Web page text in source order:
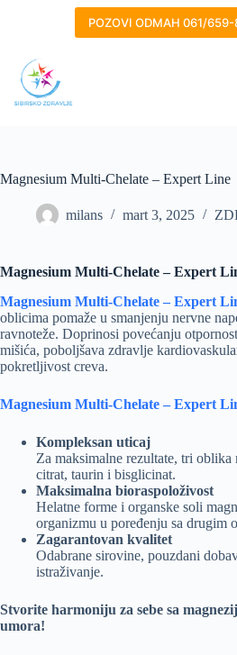
POZOVI ODMAH 061/
Magnesium Multi-Chelate – Expert Line
milans mart 3, 2025
Magnesium Multi-Chelate – Expert
Magnesium Multi-Chelate – Expert
oblicima pomaže u smanjenju nervne
ravnoteže. Doprinosi povećanju
mišića, poboljšava zdravlje
pokretljivost creva.
Magnesium Multi-Chelate – Expert
Kompleksan uticaj
Za maksimalne rezultate, tri
citrat, taurin i bisglicinat.
Maksimalna bioraspoloživost
Helatne forme i organske soli
organizmu u poređenju sa drugim
Zagarantovan kvalitet
Odabrane sirovine, pouzdani
istraživanje.
Stvorite harmoniju za sebe sa
umora!